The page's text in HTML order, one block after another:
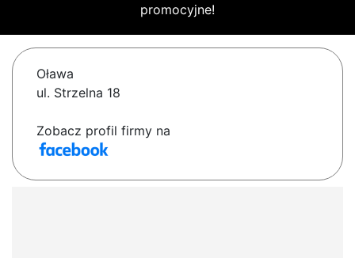
promocyjne!
Oława
ul. Strzelna 18
Zobacz profil firmy na